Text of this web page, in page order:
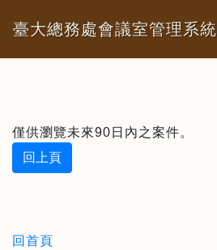
臺大總務處會議室管理系統
僅供瀏覽未來90日內之案件。
回上頁
回首頁